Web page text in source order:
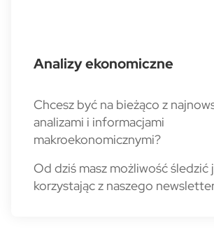
Analizy ekonomiczne
Chcesz być na bieżąco z
analizami i informacjami
makroekonomicznymi?
Od dziś masz możliwość śledzić
korzystając z naszego